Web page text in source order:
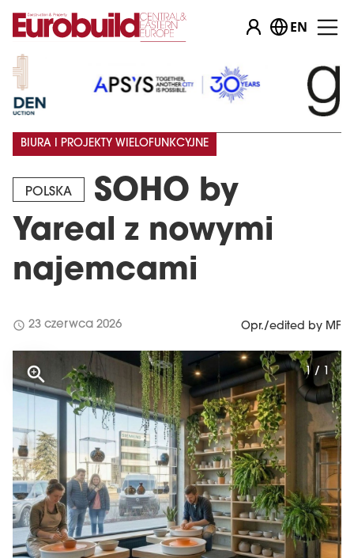
EN
POLSKA
SOHO by
Yareal z nowymi
najemcami
BIURA I PROJEKTY WIELOFUNKCYJNE
schedule 23 czerwca 2026 Opr./edited by MF
1 / 1